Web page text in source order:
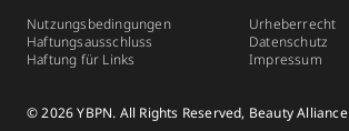
Nutzungsbedingungen
Haftungsausschluss
Haftung für Links
Urheberrecht
Datenschutz
Impressum
© 2026 YBPN. All Rights Reserved, Beauty Alliance